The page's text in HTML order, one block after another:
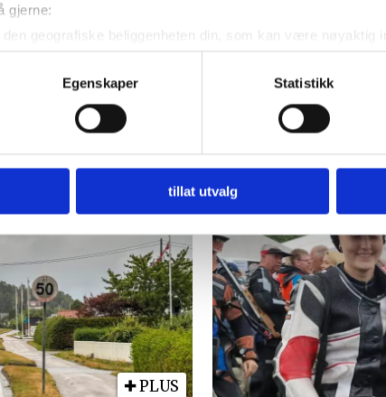
gjerne:
den geografiske beliggenheten din, som kan være nøyaktig
å aktivt skanne den for bestemte karakteristikker
hvordan dine personlige data behandles og hvordan du
trekke tilbake ditt samtykke fra erklæringen om
dessuten informasjon om hvordan du bruker nettstedet
analysearbeid, som kan kombinere den med annen
gjennom din bruk av tjenestene deres.
Egenskaper Statistikk
tillat utvalg
PLUS
Klaget på dårlig sikt.
Fylkeskommunen
avklarer ansvaret
PLUS